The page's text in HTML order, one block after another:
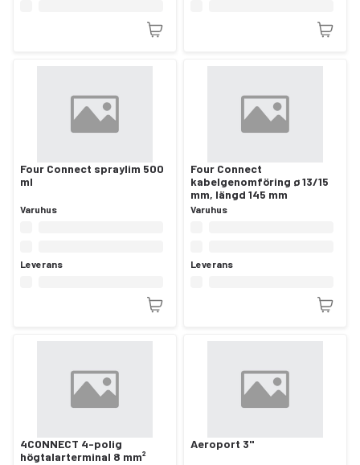
Four Connect spraylim 500
ml
Varuhus
Leverans
Four Connect
kabelgenomföring ø 13/15
mm, längd 145 mm
Varuhus
Leverans
4CONNECT 4-polig
högtalarterminal 8 mm²
Aeroport 3"